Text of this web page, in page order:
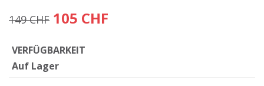
149 CHF 105 CHF
VERFÜGBARKEIT
Auf Lager